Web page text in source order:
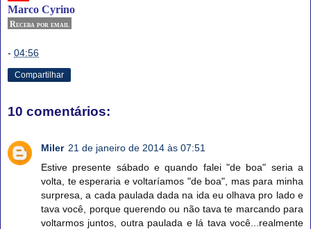
Marco Cyrino
Receba por email
- 04:56
Compartilhar
10 comentários:
Miler 21 de janeiro de 2014 às 07:51
Estive presente sábado e quando falei "de boa" seria a
volta, te esperaria e voltaríamos "de boa", mas para minha
surpresa, a cada paulada dada na ida eu olhava pro lado e
tava você, porque querendo ou não tava te marcando para
voltarmos juntos, outra paulada e lá tava você...realmente